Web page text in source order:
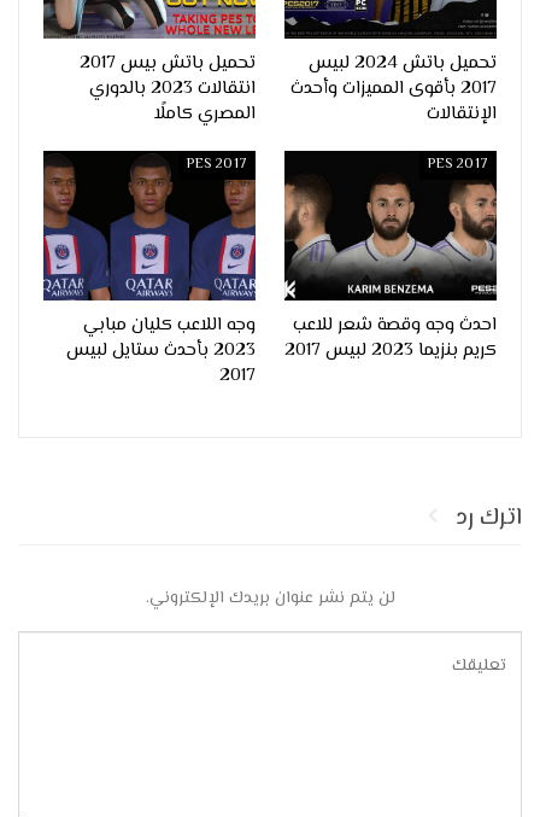
تحميل باتش 2024 لبيس
2017 بأقوى المميزات وأحدث
الإنتقالات
تحميل باتش بيس 2017
انتقالات 2023 بالدوري
المصري كاملًا
PES 2017
احدث وجه وقصة شعر للاعب
كريم بنزيما 2023 لبيس 2017
PES 2017
وجه اللاعب كليان مبابي
2023 بأحدث ستايل لبيس
2017
اترك رد
لن يتم نشر عنوان بريدك الإلكتروني.